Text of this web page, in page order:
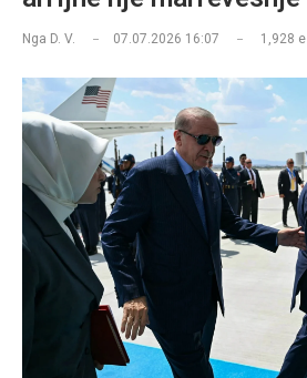
Nga D. V. 07.07.2026 16:07 1,928